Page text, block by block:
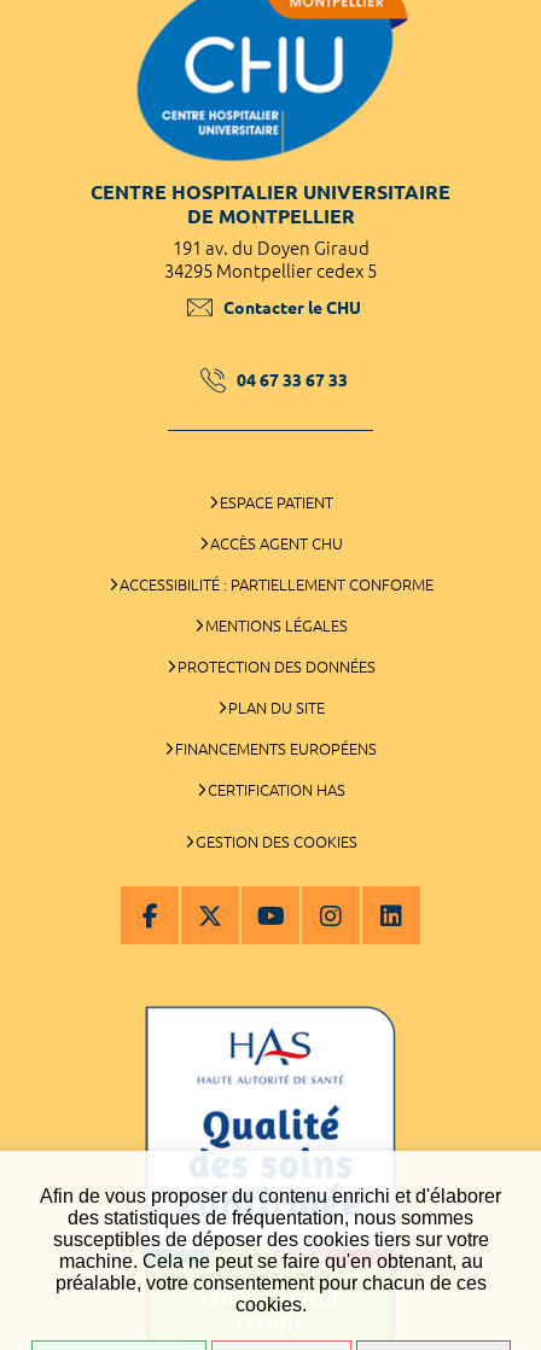
Afin de vous proposer du contenu enrichi et d'élaborer
des statistiques de fréquentation, nous sommes
susceptibles de déposer des cookies tiers sur votre
machine. Cela ne peut se faire qu'en obtenant, au
préalable, votre consentement pour chacun de ces
cookies.
CENTRE HOSPITALIER UNIVERSITAIRE
DE MONTPELLIER
191 av. du Doyen Giraud
34295 Montpellier cedex 5
Contacter le CHU
04 67 33 67 33
ESPACE PATIENT
ACCÈS AGENT CHU
ACCESSIBILITÉ : PARTIELLEMENT CONFORME
MENTIONS LÉGALES
PROTECTION DES DONNÉES
PLAN DU SITE
FINANCEMENTS EUROPÉENS
CERTIFICATION HAS
GESTION DES COOKIES